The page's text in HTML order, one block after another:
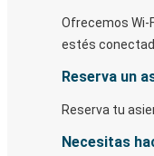
Ofrecemos Wi-
estés
Reserva un
Reserva tu
Necesitas